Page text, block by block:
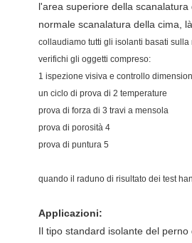
l'area superiore della
normale scanalatura della cima,
collaudiamo tutti gli isolanti basati
verifichi gli oggetti compreso:
1 ispezione visiva e controllo
un ciclo di prova di 2 temperature
prova di forza di 3 travi a mensola
prova di porosità 4
prova di puntura 5
quando il raduno di risultato dei test
Applicazioni:
Il tipo standard isolante del perno